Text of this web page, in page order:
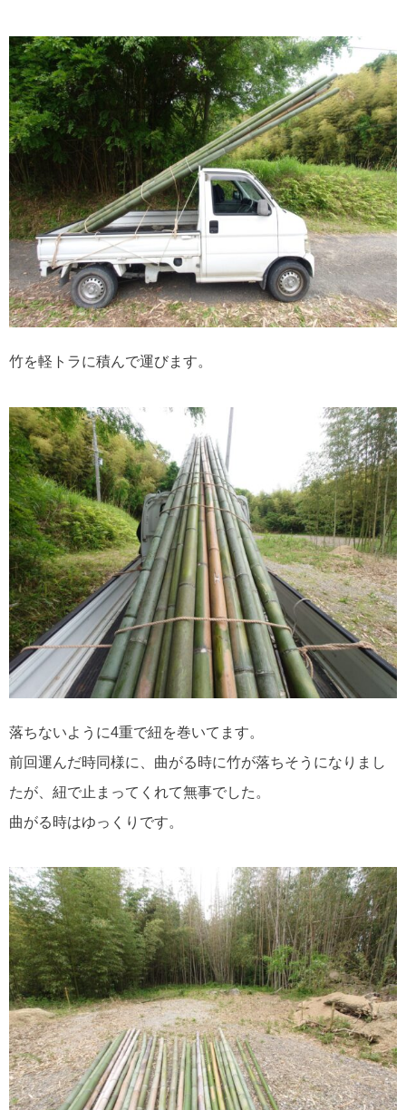
竹を軽トラに積んで運びます。
落ちないように4重で紐を巻いてます。
前回運んだ時同様に、曲がる時に竹が落ちそうになりまし
たが、紐で止まってくれて無事でした。
曲がる時はゆっくりです。